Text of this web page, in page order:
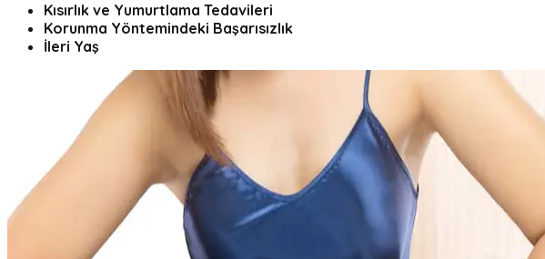
Kısırlık ve Yumurtlama Tedavileri
Korunma Yöntemindeki Başarısızlık
İleri Yaş